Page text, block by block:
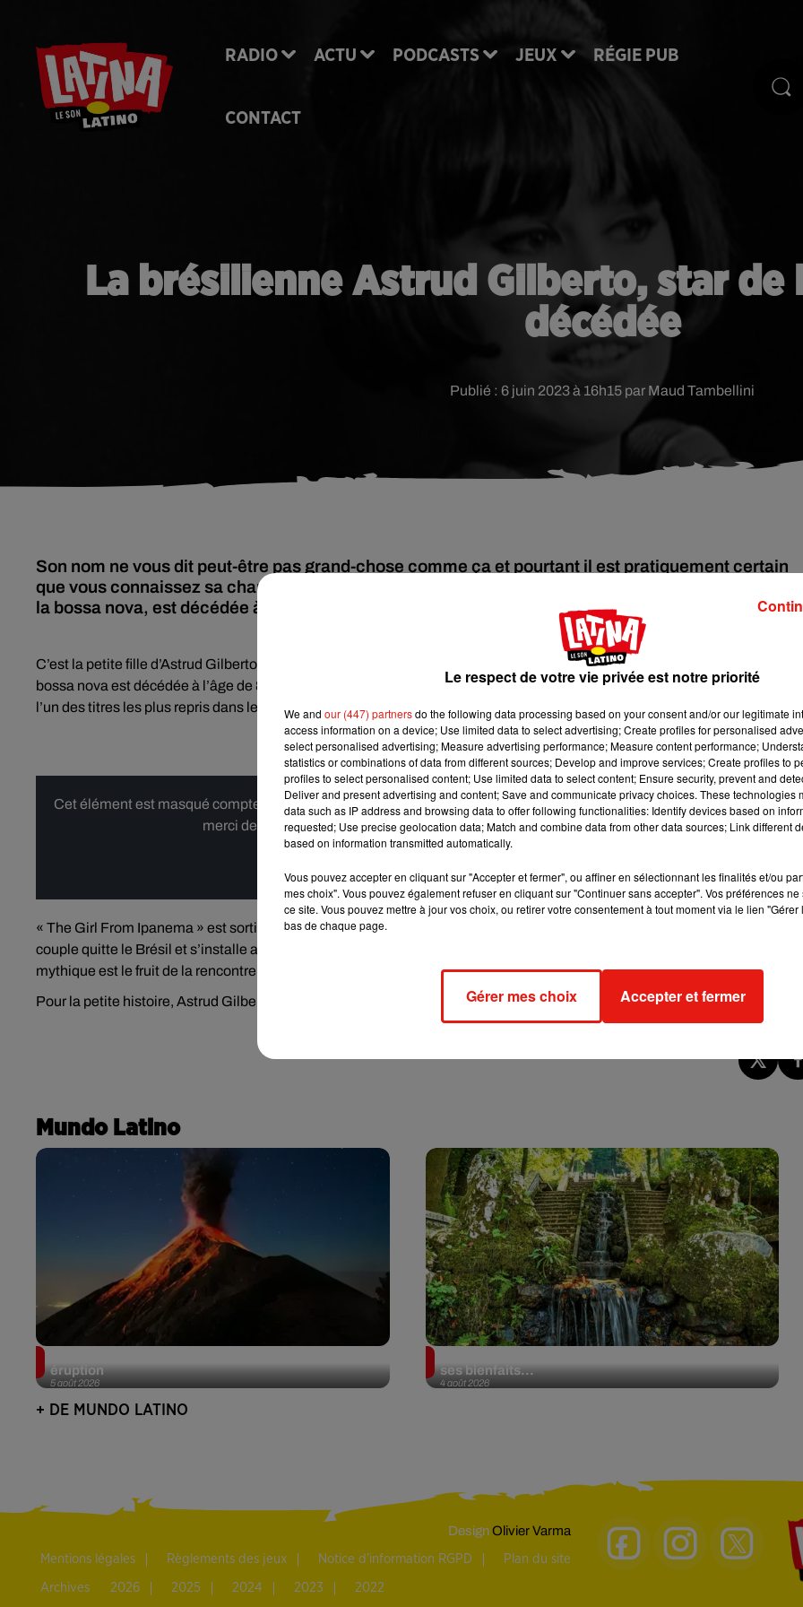
RADIO ACTU PODCASTS JEUX RÉGIE PUB
CONTACT
La brésilienne Astrud Gilberto, star de
décédée
Publié : 6 juin 2023 à 16h15 par Maud Tambellini
Son nom ne vous dit peut-être pas grand-chose comme ça et pourtant il est pratiquement certain
que vous connaissez sa chanson « The Girl From Ipanema ». La brésilienne Astrud Gilberto, star de
la bossa nova, est décédée à l’âge de 83 ans.
C’est la petite fille d’Astrud Gilberto qui l’a annoncé ce mardi 6 juin sur Instagram. La chanteuse brésilienne, icône de la
bossa nova est décédée à l’âge de 83 ans. Elle est surtout connue pour son titre « The Girl From Ipanema », qui est à ce jour
l’un des titres les plus repris dans le monde.
Cet élément est masqué compte-tenu du refus du dépôt de cookies que vous avez exprimé. Si vous souhaitez l'afficher,
merci de nous donner votre accord en cliquant sur le bouton ci-dessous.
« The Girl From Ipanema » est sorti en 1963. À cette époque Astrud Gilberto est déjà mariée au musicien Joaõ Gilberto. Le
couple quitte le Brésil et s’installe aux Etats-Unis où le duo va alors rencontrer le saxophoniste américain Stan Getz. Ce
mythique est le fruit de la rencontre de ces trois personnes.
Pour la petite histoire, Astrud Gilberto quittera son mari l’année suivante pour se mettre en couple avec Stan Getz.
Mundo Latino
5 août 2026
éruption
4 août 2026
ses bienfaits...
+ DE MUNDO LATINO
DesignOlivier Varma
Mentions légales Règlements des jeux Notice d’information RGPD Plan du site
Archives 2026 2025 2024 2023 2022
Le respect de votre vie privée est notre priorité
We and our (447) partnersdo the following data processing based on your consent and/or our legitimate
access information on a device; Use limited data to select advertising; Create profiles for personalised
select personalised advertising; Measure advertising performance; Measure content performance;
statistics or combinations of data from different sources; Develop and improve services; Create profiles to
profiles to select personalised content; Use limited data to select content; Ensure security, prevent and
Deliver and present advertising and content; Save and communicate privacy choices. These technologies
data such as IP address and browsing data to offer following functionalities: Identify devices based on
requested; Use precise geolocation data; Match and combine data from other data sources; Link different
based on information transmitted automatically.
Vous pouvez accepter en cliquant sur "Accepter et fermer", ou affiner en sélectionnant les finalités et/ou
mes choix". Vous pouvez également refuser en cliquant sur "Continuer sans accepter". Vos préférences
ce site. Vous pouvez mettre à jour vos choix, ou retirer votre consentement à tout moment via le lien
bas de chaque page.
Gérer mes choix Accepter et fermer